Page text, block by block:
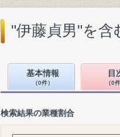
"伊藤貞男"を含
基本情報
（0件）
目
（0件
検索結果の業種割合